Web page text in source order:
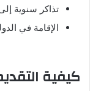
تذاكر سنوية
الإقامة في
كيفية